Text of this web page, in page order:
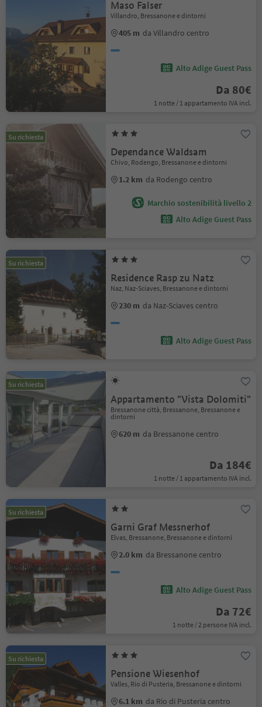
Maso Falser
Villandro, Bressanone e dintorni
405 m da Villandro centro
Alto Adige Guest Pass
Da 80€
1 notte / 1 appartamento IVA incl.
Su richiesta
Dependance Waldsam
Chivo, Rodengo, Bressanone e dintorni
1.2 km da Rodengo centro
Marchio sostenibilità livello 2
Alto Adige Guest Pass
Su richiesta
Residence Rasp zu Natz
Naz, Naz-Sciaves, Bressanone e dintorni
230 m da Naz-Sciaves centro
Alto Adige Guest Pass
Su richiesta
Appartamento "Vista Dolomiti"
Bressanone città, Bressanone, Bressanone e
dintorni
620 m da Bressanone centro
Da 184€
1 notte / 1 appartamento IVA incl.
Su richiesta
Garni Graf Messnerhof
Elvas, Bressanone, Bressanone e dintorni
2.0 km da Bressanone centro
Alto Adige Guest Pass
Da 72€
1 notte / 2 persone IVA incl.
Su richiesta
Pensione Wiesenhof
Valles, Rio di Pusteria, Bressanone e dintorni
6.1 km da Rio di Pusteria centro